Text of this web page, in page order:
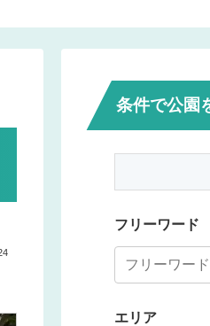
条件で公園
フリーワード
エリア